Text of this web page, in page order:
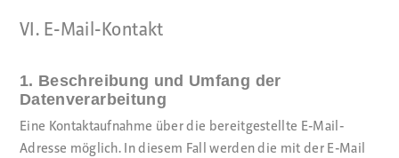
VI. E-Mail-Kontakt
1. Beschreibung und Umfang der
Datenverarbeitung
Eine Kontaktaufnahme über die bereitgestellte E-Mail-
Adresse möglich. In diesem Fall werden die mit der E-Mail